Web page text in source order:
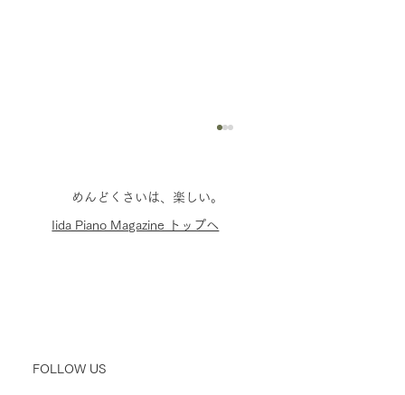
祭mini 2026
​めんどくさいは、楽しい。
​Iida Piano Magazine トップへ
FOLLOW US